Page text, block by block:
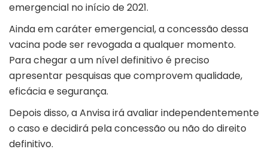
emergencial no início de 2021.
Ainda em caráter emergencial, a concessão dessa
vacina pode ser revogada a qualquer momento.
Para chegar a um nível definitivo é preciso
apresentar pesquisas que comprovem qualidade,
eficácia e segurança.
Depois disso, a Anvisa irá avaliar independentemente
o caso e decidirá pela concessão ou não do direito
definitivo.